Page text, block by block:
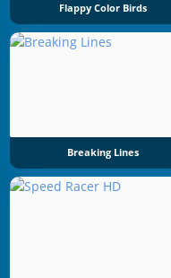
Flappy Color Birds
Breaking Lines